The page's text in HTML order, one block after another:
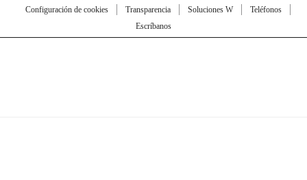
Configuración de cookies
Transparencia Soluciones W
Teléfonos
Escríbanos